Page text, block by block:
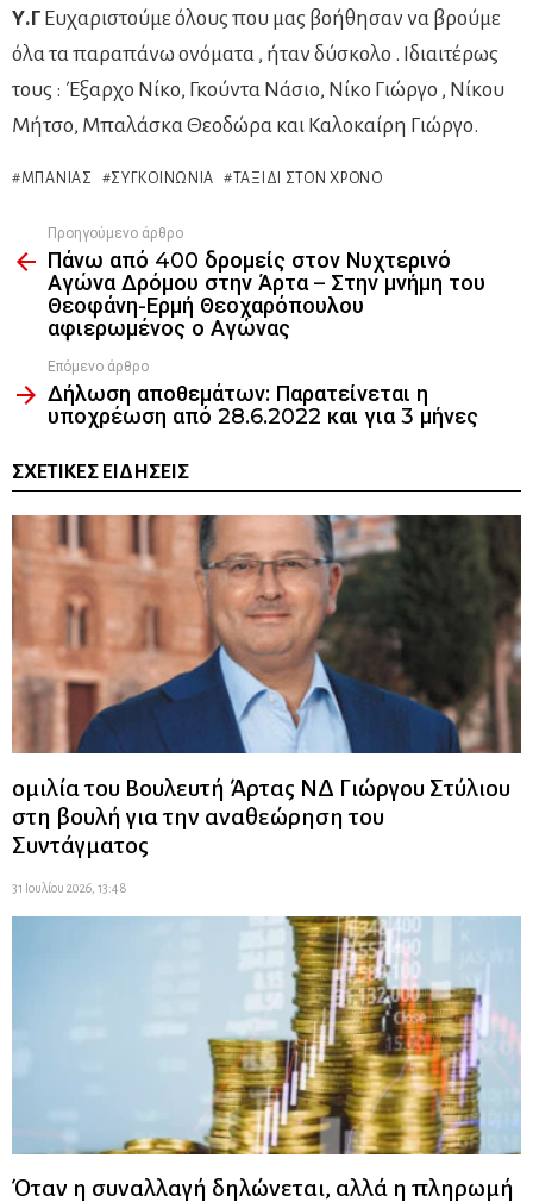
Υ.Γ Ευχαριστούμε όλους που μας βοήθησαν να βρούμε
όλα τα παραπάνω ονόματα , ήταν δύσκολο . Ιδιαιτέρως
τους : Έξαρχο Νίκο, Γκούντα Νάσιο, Νίκο Γιώργο , Νίκου
Μήτσο, Μπαλάσκα Θεοδώρα και Καλοκαίρη Γιώργο.
ΜΠΑΝΙΆΣ ΣΥΓΚΟΙΝΩΝΊΑ ΤΑΞΊΔΙ ΣΤΟΝ ΧΡΌΝΟ
more
Προηγούμενο άρθρο
Πάνω από 400 δρομείς στον Νυχτερινό
Αγώνα Δρόμου στην Άρτα – Στην μνήμη του
Θεοφάνη-Ερμή Θεοχαρόπουλου
αφιερωμένος ο Αγώνας
Επόμενο άρθρο
Δήλωση αποθεμάτων: Παρατείνεται η
υποχρέωση από 28.6.2022 και για 3 μήνες
ΣΧΕΤΙΚΈΣ ΕΙΔΉΣΕΙΣ
ομιλία του Βουλευτή Άρτας ΝΔ Γιώργου Στύλιου
στη βουλή για την αναθεώρηση του
Συντάγματος
31 Ιουλίου 2026, 13:48
Όταν η συναλλαγή δηλώνεται, αλλά η πληρωμή